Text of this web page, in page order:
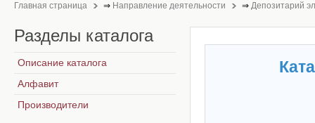
Главная страница ⇒ Направление деятельности ⇒ Депозитарий
Разделы каталога
Описание каталога
Алфавит
Производители